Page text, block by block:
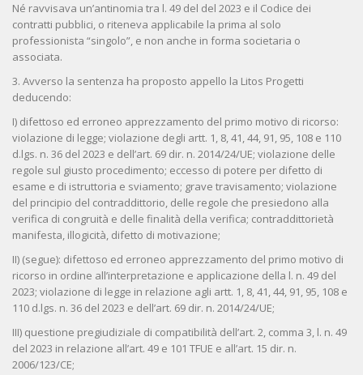
Né ravvisava un’antinomia tra l. 49 del del 2023 e il Codice dei
contratti pubblici, o riteneva applicabile la prima al solo
professionista “singolo”, e non anche in forma societaria o
associata.
3. Avverso la sentenza ha proposto appello la Litos Progetti
deducendo:
I) difettoso ed erroneo apprezzamento del primo motivo di ricorso:
violazione di legge; violazione degli artt. 1, 8, 41, 44, 91, 95, 108 e 110
d.lgs. n. 36 del 2023 e dell’art. 69 dir. n. 2014/24/UE; violazione delle
regole sul giusto procedimento; eccesso di potere per difetto di
esame e di istruttoria e sviamento; grave travisamento; violazione
del principio del contraddittorio, delle regole che presiedono alla
verifica di congruità e delle finalità della verifica; contraddittorietà
manifesta, illogicità, difetto di motivazione;
II) (segue): difettoso ed erroneo apprezzamento del primo motivo di
ricorso in ordine all’interpretazione e applicazione della l. n. 49 del
2023; violazione di legge in relazione agli artt. 1, 8, 41, 44, 91, 95, 108 e
110 d.lgs. n. 36 del 2023 e dell’art. 69 dir. n. 2014/24/UE;
III) questione pregiudiziale di compatibilità dell’art. 2, comma 3, l. n. 49
del 2023 in relazione all’art. 49 e 101 TFUE e all’art. 15 dir. n.
2006/123/CE;